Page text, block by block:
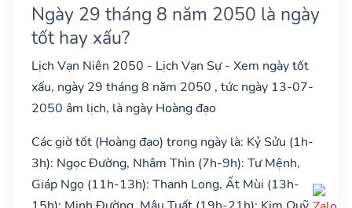
Ngày 29 tháng 8 năm 2050 là ngày
tốt hay xấu?
Lịch Vạn Niên 2050 - Lịch Vạn Sự - Xem ngày tốt
xấu, ngày 29 tháng 8 năm 2050 , tức ngày 13-07-
2050 âm lịch, là ngày Hoàng đạo
Các giờ tốt (Hoàng đạo) trong ngày là: Kỷ Sửu (1h-
3h): Ngọc Đường, Nhâm Thìn (7h-9h): Tư Mệnh,
Giáp Ngọ (11h-13h): Thanh Long, Ất Mùi (13h-